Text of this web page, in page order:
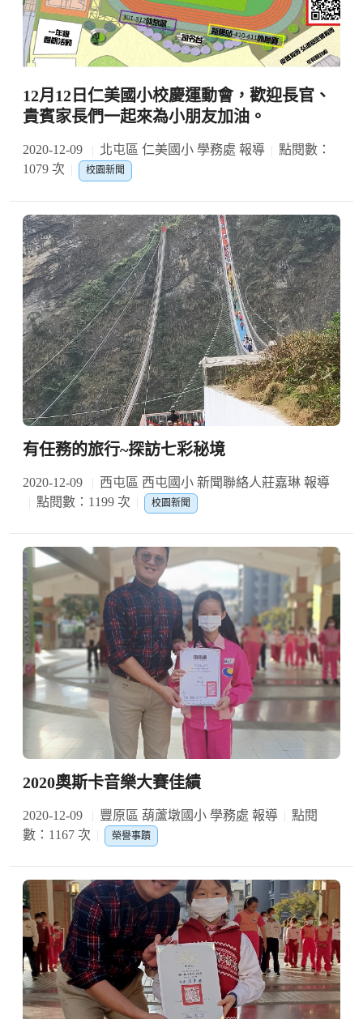
12月12日仁美國小校慶運動會，歡迎長官、
貴賓家長們一起來為小朋友加油。
2020-12-09 北屯區 仁美國小 學務處 報導
點閱數：
1079 次
校園新聞
有任務的旅行~探訪七彩秘境
2020-12-09
西屯區 西屯國小 新聞聯絡人莊嘉琳 報導
點閱數：1199 次
校園新聞
2020奧斯卡音樂大賽佳績
2020-12-09 豐原區 葫蘆墩國小 學務處 報導
點閱
數：1167 次
榮譽事蹟